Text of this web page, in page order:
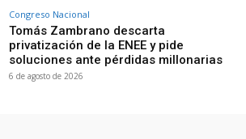
Congreso Nacional
Tomás Zambrano descarta
privatización de la ENEE y pide
soluciones ante pérdidas millonarias
6 de agosto de 2026